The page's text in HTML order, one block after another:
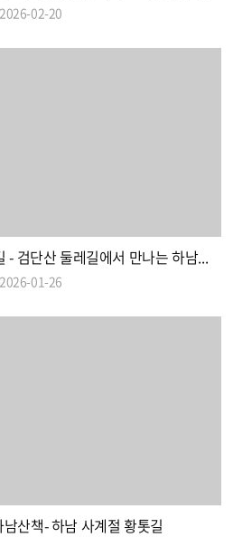
2026-02-20
[2026년 2월호] 걷기 좋은 길 - 검단산 둘레길에서 만나는 하남의 풍경
2026-01-26
산책- 하남 사계절 황톳길